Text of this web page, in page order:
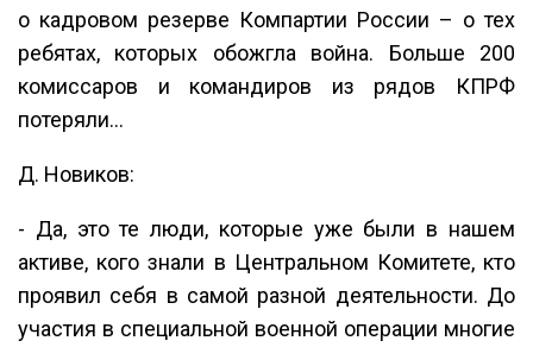
о кадровом резерве Компартии России – о тех
ребятах, которых обожгла война. Больше 200
комиссаров и командиров из рядов КПРФ
потеряли…
Д. Новиков:
- Да, это те люди, которые уже были в нашем
активе, кого знали в Центральном Комитете, кто
проявил себя в самой разной деятельности. До
участия в специальной военной операции многие